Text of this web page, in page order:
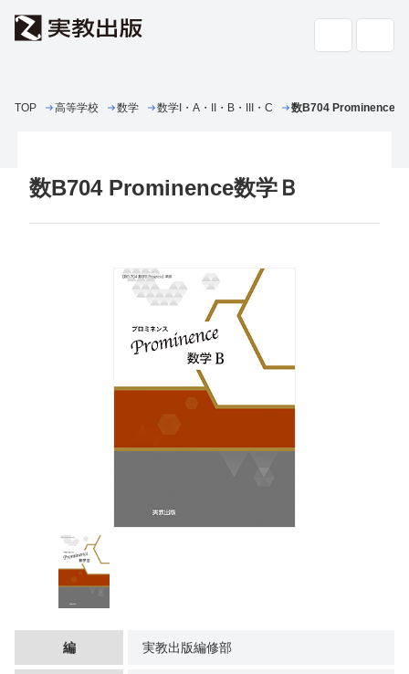
検索
高校教科書・ 副教材
よくあるご質問・お問い合わせ
個人情報・特定個人情報の取り扱い
教科書採択の公正確保に関する基本方針
TOP 高等学校 数学 数学I・A・II・B・III・C 数B704 Prominence数
数B704 Prominence数学Ｂ
編 実教出版編修部